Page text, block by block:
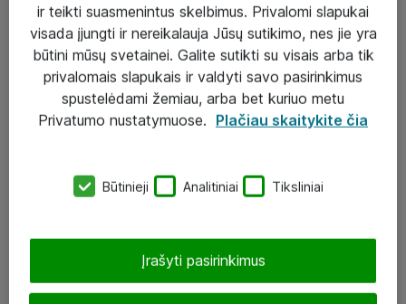
Paslaugos
Sprendimai
Įgyvendinti projektai
Atea ekspertų patarimai verslui
UAB „ATEA“
J. Rutkausko g. 6, Vilnius
Atea kontaktai
ir teikti suasmenintus skelbimus. Privalomi slapukai
visada įjungti ir nereikalauja Jūsų sutikimo, nes jie yra
būtini mūsų svetainei. Galite sutikti su visais arba tik
privalomais slapukais ir valdyti savo pasirinkimus
spustelėdami žemiau, arba bet kuriuo metu
Privatumo nustatymuose. Plačiau skaitykite čia
Būtinieji Analitiniai Tiksliniai
Įrašyti pasirinkimus